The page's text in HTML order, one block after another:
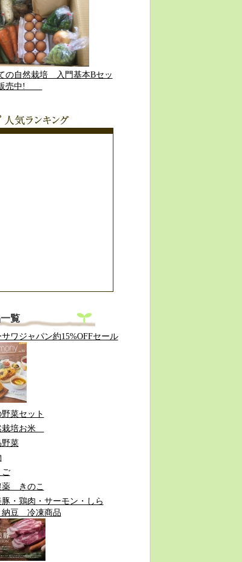
の自然栽培 入門基本Bセッ
売中!
覧
サワジャパン約15%OFFセール
菜セット
栽培お米
野菜
ご
薬 きのこ
・鶏肉・サーモン・しら
納豆 冷凍商品